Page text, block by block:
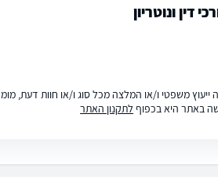
דין ונוטריון
ייעוץ משפטי ו/או המלצה מכל סוג ו/או חוות דעת,
באתר היא בכפוף לתקנון האתר